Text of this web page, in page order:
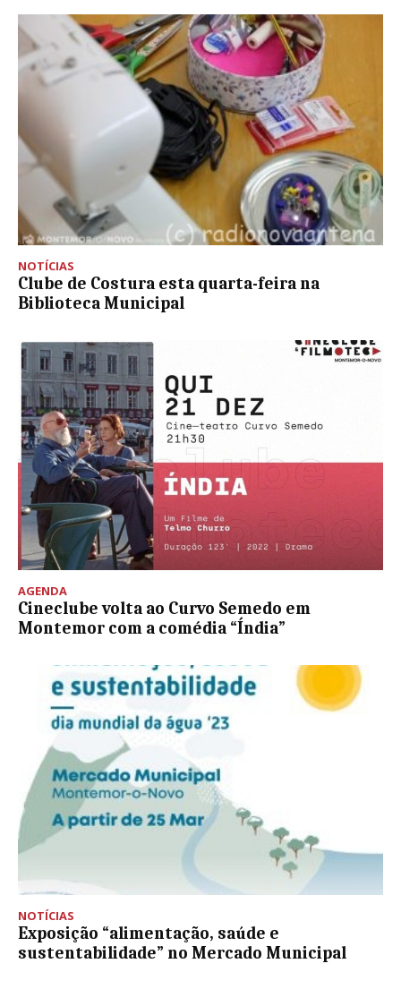
NOTÍCIAS
Clube de Costura esta quarta-feira na
Biblioteca Municipal
AGENDA
Cineclube volta ao Curvo Semedo em
Montemor com a comédia “Índia”
NOTÍCIAS
Exposição “alimentação, saúde e
sustentabilidade” no Mercado Municipal